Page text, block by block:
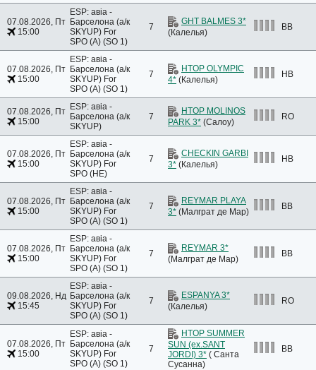
07.08.2026, Пт
15:00
ESP: авіа -
Барселона (а/к
SKYUP) For
SPO (A) (SO 1)
7
GHT BALMES 3*
(Калелья)
BB
07.08.2026, Пт
15:00
ESP: авіа -
Барселона (а/к
SKYUP) For
SPO (A) (SO 1)
7
HTOP OLYMPIC
4* (Калелья)
HB
07.08.2026, Пт
15:00
ESP: авіа -
Барселона (а/к
SKYUP)
7
HTOP MOLINOS
PARK 3* (Салоу)
RO
07.08.2026, Пт
15:00
ESP: авіа -
Барселона (а/к
SKYUP) For
SPO (HE)
7
CHECKIN GARBI
3* (Калелья)
HB
07.08.2026, Пт
15:00
ESP: авіа -
Барселона (а/к
SKYUP) For
SPO (A) (SO 1)
7
REYMAR PLAYA
3* (Малграт де Мар)
BB
07.08.2026, Пт
15:00
ESP: авіа -
Барселона (а/к
SKYUP) For
SPO (A) (SO 1)
7
REYMAR 3*
(Малграт де Мар)
BB
09.08.2026, Нд
15:45
ESP: авіа -
Барселона (а/к
SKYUP) For
SPO (A) (SO 1)
7
ESPANYA 3*
(Калелья)
RO
07.08.2026, Пт
15:00
ESP: авіа -
Барселона (а/к
SKYUP) For
SPO (A) (SO 1)
7
HTOP SUMMER
SUN (ex.SANT
JORDI) 3* ( Санта
Сусанна)
BB